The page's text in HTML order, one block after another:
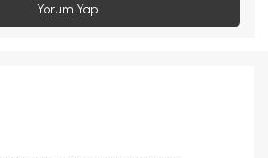
Yorum Yap